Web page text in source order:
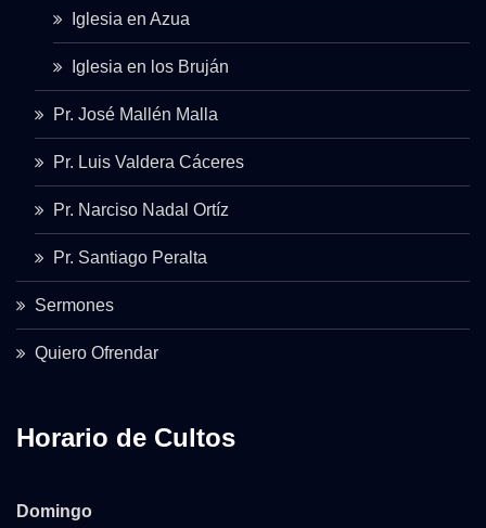
Iglesia en Azua
Iglesia en los Bruján
Pr. José Mallén Malla
Pr. Luis Valdera Cáceres
Pr. Narciso Nadal Ortíz
Pr. Santiago Peralta
Sermones
Quiero Ofrendar
Horario de Cultos
Domingo